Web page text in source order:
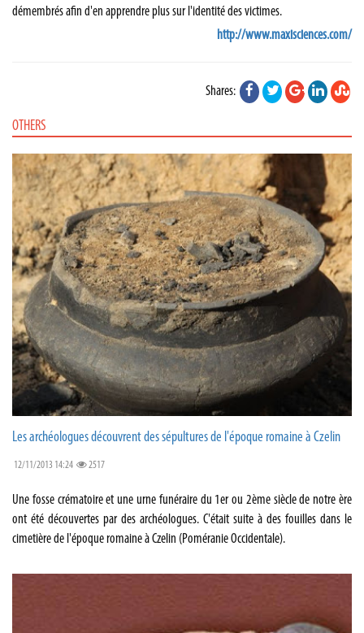
démembrés afin d'en apprendre plus sur l'identité des victimes.
http://www.maxisciences.com/
Shares:
OTHERS
Les archéologues découvrent des sépultures de l'époque romaine à Czelin
12/11/2013 14:24 2517
Une fosse crématoire et une urne funéraire du 1er ou 2ème siècle de notre ère
ont été découvertes par des archéologues. C'était suite à des fouilles dans le
cimetière de l'époque romaine à Czelin (Poméranie Occidentale).